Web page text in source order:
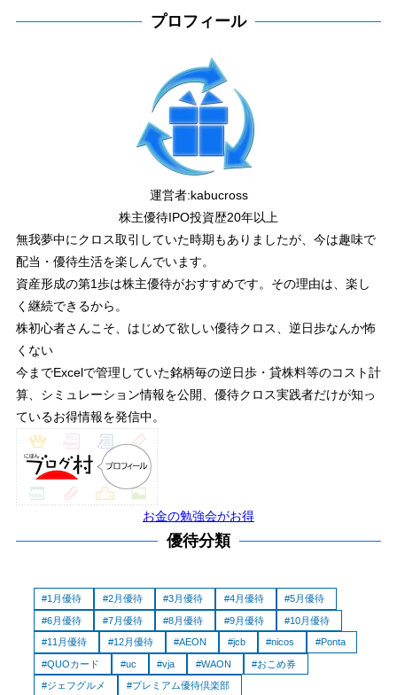
プロフィール
運営者:kabucross
株主優待IPO投資歴20年以上
無我夢中にクロス取引していた時期もありましたが、今は趣味で
配当・優待生活を楽しんでいます。
資産形成の第1歩は株主優待がおすすめです。その理由は、楽し
く継続できるから。
株初心者さんこそ、はじめて欲しい優待クロス、逆日歩なんか怖
くない
今までExcelで管理していた銘柄毎の逆日歩・貸株料等のコスト計
算、シミュレーション情報を公開、優待クロス実践者だけが知っ
ているお得情報を発信中。
お金の勉強会がお得
優待分類
1月優待 2月優待 3月優待 4月優待 5月優待
6月優待 7月優待 8月優待 9月優待 10月優待
11月優待 12月優待 AEON jcb nicos Ponta
QUOカード uc vja WAON おこめ券
ジェフグルメ プレミアム優待倶楽部